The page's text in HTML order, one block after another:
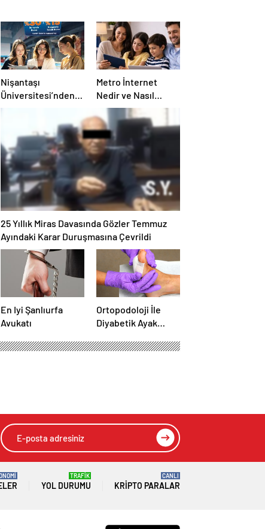
Nişantaşı
Üniversitesi’nden
2026 YKS
Adaylarına Çifte
Güvence: Sabit
Ücret ve Kesintisiz
Burs
Metro İnternet
Nedir ve Nasıl
Seçilir
25 Yıllık Miras Davasında Gözler Temmuz
Ayındaki Karar Duruşmasına Çevrildi
En Iyi Şanlıurfa
Avukatı
Ortopodoloji İle
Diyabetik Ayak
YOL DURUMU
TRAFİK
KRIPTO PARALAR
CANLI